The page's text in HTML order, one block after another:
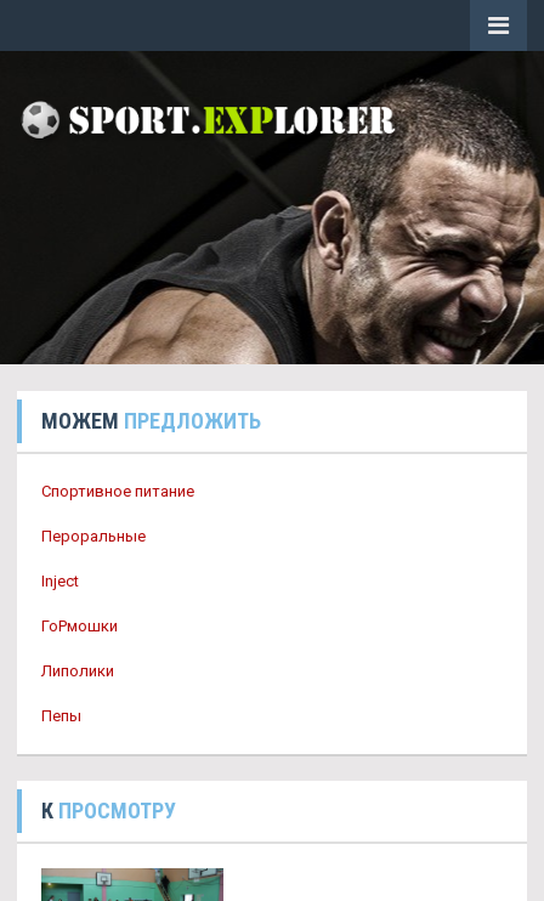
МОЖЕМ ПРЕДЛОЖИТЬ
Спортивное питание
Пероральные
Inject
ГоРмошки
Липолики
Пепы
К ПРОСМОТРУ